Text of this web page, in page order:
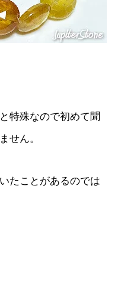
特殊なので初めて聞
せん。
たことがあるのでは